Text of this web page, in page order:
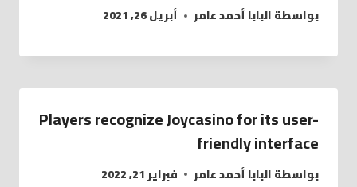
بواسطةالبابا أحمد عامر أبريل 26, 2021
Players recognize Joycasino for its user-
friendly interface
بواسطةالبابا أحمد عامر فبراير 21, 2022